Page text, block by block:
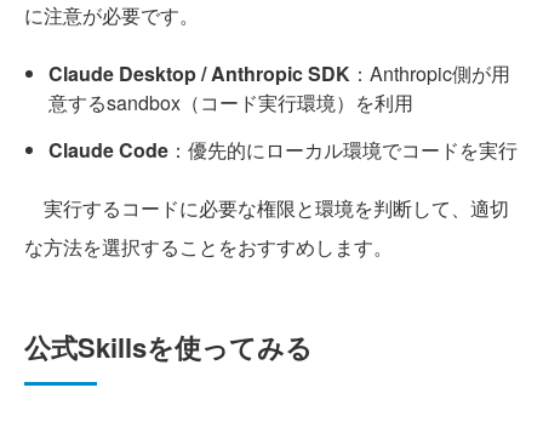
に注意が必要です。
Claude Desktop / Anthropic SDK ：Anthropic側が用
意するsandbox（コード実行環境）を利用
Claude Code ：優先的にローカル環境でコードを実行
実行するコードに必要な権限と環境を判断して、適切
な方法を選択することをおすすめします。
公式Skillsを使ってみる